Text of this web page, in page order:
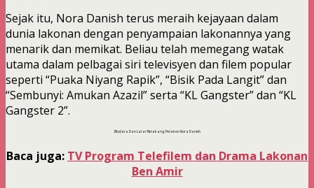
Sejak itu, Nora Danish terus meraih kejayaan dalam
dunia lakonan dengan penyampaian lakonannya yang
menarik dan memikat. Beliau telah memegang watak
utama dalam pelbagai siri televisyen dan filem popular
seperti “Puaka Niyang Rapik”, “Bisik Pada Langit” dan
“Sembunyi: Amukan Azazil” serta “KL Gangster” dan “KL
Gangster 2”.
Biodata Dan Latar Belakang Pelakon Nora Danish
Baca juga: TV Program Telefilem dan Drama Lakonan
Ben Amir